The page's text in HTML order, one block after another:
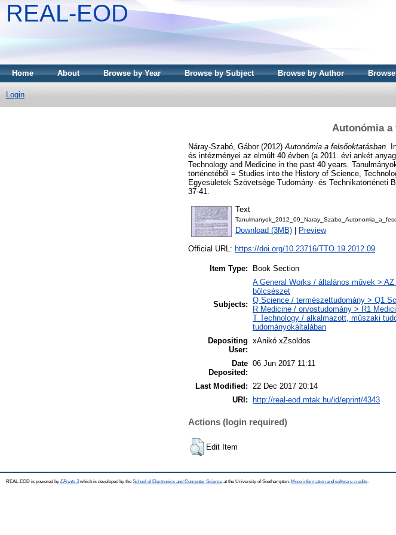
REAL-EOD
Home About Browse by Year Browse by Subject Browse by Author
Login
Autonómia a
Náray-Szabó, Gábor(2012) Autonómia a felsőoktatásban.
és intézményei az elmúlt 40 évben (a 2011. évi ankét
Technology and Medicine in the past 40 years.
történetéből = Studies into the History of Science,
Egyesületek Szövetsége Tudomány- és Technikatörténeti
37-41.
Text
Download (3MB) Preview
Official URL: https://doi.org/10.23716/TTO.19.2012.09
Item Type: Book Section
Subjects:
A General Works / általános művek >
bölcsészet
Q Science / természettudomány > Q1
R Medicine / orvostudomány > R1
T Technology / alkalmazott, műszaki
tudományokáltalában
Depositing
User:
xAnikó xZsoldos
Date
Deposited:
06 Jun 2017 11:11
Last Modified: 22 Dec 2017 20:14
URI:
http://real-eod.mtak.hu/id/eprint/4343
Actions (login required)
Edit Item
REAL-EOD is powered by EPrints 3which is developed by the School of Electronics and Computer Science at the University of Southampton. More information and software credits